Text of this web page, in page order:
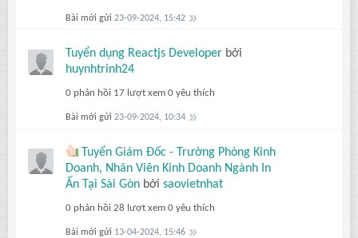
Bài mới gửi 23-09-2024, 15:42
Tuyển dụng Reactjs Developer bởi
huynhtrinh24
0 phản hồi 17 lượt xem 0 yêu thích
Bài mới gửi 23-09-2024, 10:34
Tuyển Giám Đốc - Trưởng Phòng Kinh
Doanh, Nhân Viên Kinh Doanh Ngành In
Ấn Tại Sài Gòn bởi saovietnhat
0 phản hồi 28 lượt xem 0 yêu thích
Bài mới gửi 13-04-2024, 15:46